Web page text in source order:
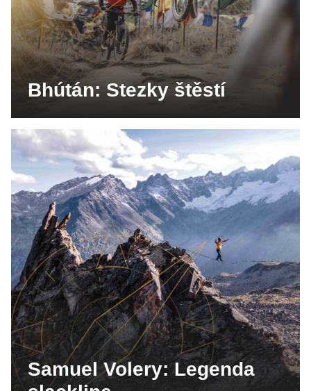
Bhútán: Stezky štěstí
Samuel Volery: Legenda